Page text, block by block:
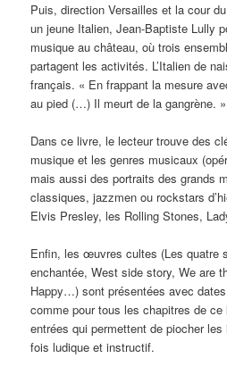
Puis, direction Versailles et la cour
un jeune Italien, Jean-Baptiste Lully
musique au château, où trois
partagent les activités. L’Italien de
français. « En frappant la mesure
au pied (…) Il meurt de la gangrène. »
Dans ce livre, le lecteur trouve des
musique et les genres musicaux
mais aussi des portraits des grands
classiques, jazzmen ou rockstars
Elvis Presley, les Rolling Stones,
Enfin, les œuvres cultes (Les quatre
enchantée, West side story, We are
Happy…) sont présentées avec
comme pour tous les chapitres de ce
entrées qui permettent de piocher les
fois ludique et instructif.